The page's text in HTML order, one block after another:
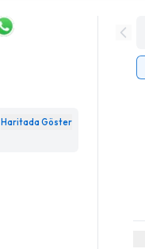
Haritada Göster